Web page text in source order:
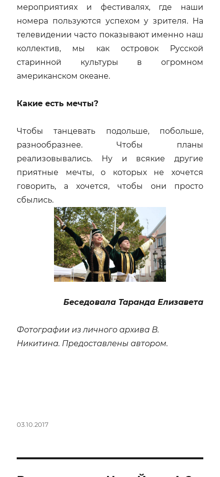
мероприятиях и фестивалях, где наши
номера пользуются успехом у зрителя. На
телевидении часто показывают именно наш
коллектив, мы как островок Русской
старинной культуры в огромном
американском океане.
Какие есть мечты?
Чтобы танцевать подольше, побольше,
разнообразнее. Чтобы планы
реализовывались. Ну и всякие другие
приятные мечты, о которых не хочется
говорить, а хочется, чтобы они просто
сбылись.
Беседовала Таранда Елизавета
Фотографии из личного архива В.
Никитина. Предоставлены автором.
Опубликовано
03.10.2017